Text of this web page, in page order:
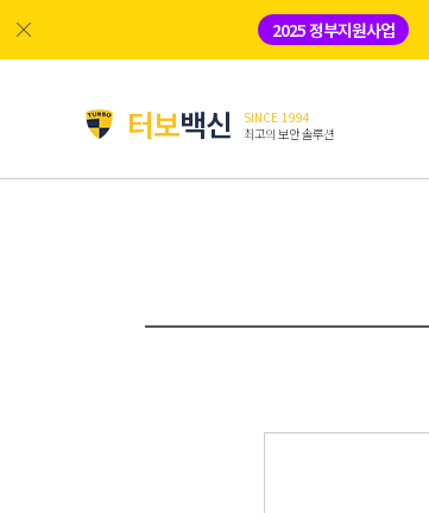
2025 정부지원사업
터보백신
SINCE 1994
최고의 보안 솔루션